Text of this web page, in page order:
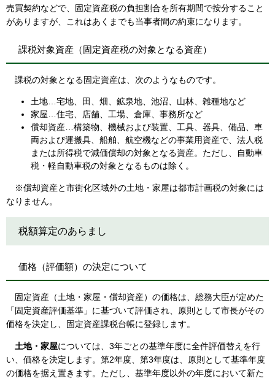
売買契約などで、固定資産税の負担割合を所有期間で按分すること
がありますが、これはあくまでも当事者間の約束になります。
課税対象資産（固定資産税の対象となる資産）
課税の対象となる固定資産は、次のようなものです。
土地…宅地、田、畑、鉱泉地、池沼、山林、雑種地など
家屋…住宅、店舗、工場、倉庫、事務所など
償却資産…構築物、機械および装置、工具、器具、備品、車
両および運搬具、船舶、航空機などの事業用資産で、法人税
または所得税で減価償却の対象となる資産。ただし、自動車
税・軽自動車税の対象となるものは除く。
※償却資産と市街化区域外の土地・家屋は都市計画税の対象には
なりません。
税額算定のあらまし
価格（評価額）の決定について
固定資産（土地・家屋・償却資産）の価格は、総務大臣が定めた
「固定資産評価基準」に基づいて評価され、原則として市長がその
価格を決定し、固定資産課税台帳に登録します。
土地・家屋については、3年ごとの基準年度に全件評価替えを行
い、価格を決定します。第2年度、第3年度は、原則として基準年度
の価格を据え置きます。ただし、基準年度以外の年度において新た